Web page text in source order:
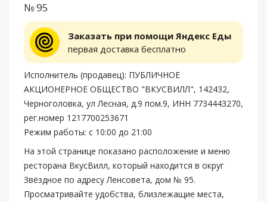
№ 95
Заказать при помощи Яндекс Еды
первая доставка бесплатно
Исполнитель (продавец): ПУБЛИЧНОЕ
АКЦИОНЕРНОЕ ОБЩЕСТВО "ВКУСВИЛЛ", 142432,
Черноголовка, ул Лесная, д.9 пом.9, ИНН 7734443270,
рег.номер 1217700253671
Режим работы: с 10:00 до 21:00
На этой странице показано расположение и меню
ресторана ВкусВилл, который находится в округ
Звёздное по адресу Ленсовета, дом № 95.
Просматривайте удобства, близлежащие места,